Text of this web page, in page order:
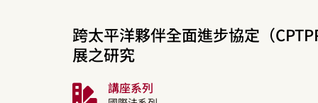
跨太平洋夥伴全面進步協定（
展之研究
講座系列